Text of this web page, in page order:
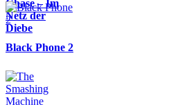
Chase – Im
Netz der
Diebe
Black Phone 2